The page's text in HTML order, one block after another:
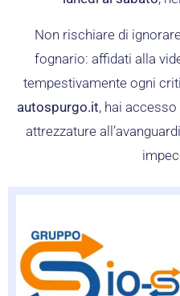
Non rischiare di
fognario: affidati alla
tempestivamente ogni
autospurgo.it, hai
attrezzature